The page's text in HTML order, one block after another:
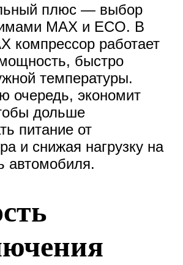
плюс — выбор
MAX и ECO. В
компрессор работает
быстро
температуры.
очередь, экономит
дольше
питание от
и снижая нагрузку на
автомобиля.